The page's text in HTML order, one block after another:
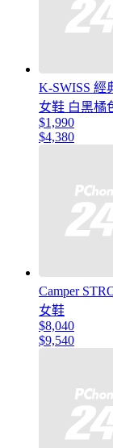
K-SWISS 經
女鞋 白黑橘
$1,990
$4,380
Camper
女鞋
$8,040
$9,540